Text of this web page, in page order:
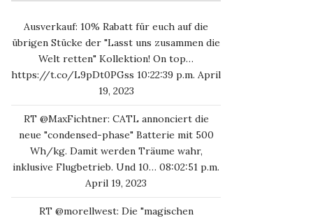
Ausverkauf: 10% Rabatt für euch auf die
übrigen Stücke der "Lasst uns zusammen die
Welt retten" Kollektion! On top…
https://t.co/L9pDt0PGss 10:22:39 p.m. April
19, 2023
RT @MaxFichtner: CATL annonciert die
neue "condensed-phase" Batterie mit 500
Wh/kg. Damit werden Träume wahr,
inklusive Flugbetrieb. Und 10… 08:02:51 p.m.
April 19, 2023
RT @morellwest: Die "magischen